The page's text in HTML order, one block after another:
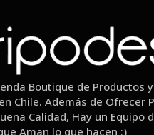
Boutique de Productos
Chile. Además de Ofrecer
Calidad, Hay un Equipo
Aman lo que hacen :)